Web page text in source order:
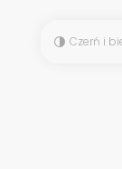
Czerń i